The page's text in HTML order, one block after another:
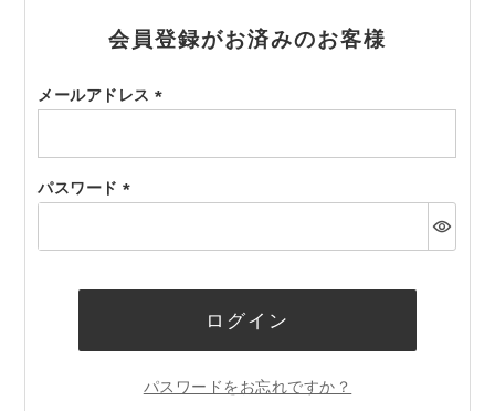
会員登録がお済みのお客様
メールアドレス
須)
パスワード
須)
ログイン
パスワードをお忘れですか？